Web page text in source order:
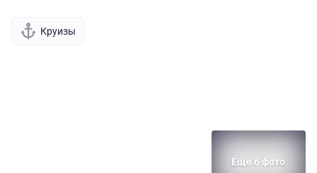
Круизы
Еще 6 фото